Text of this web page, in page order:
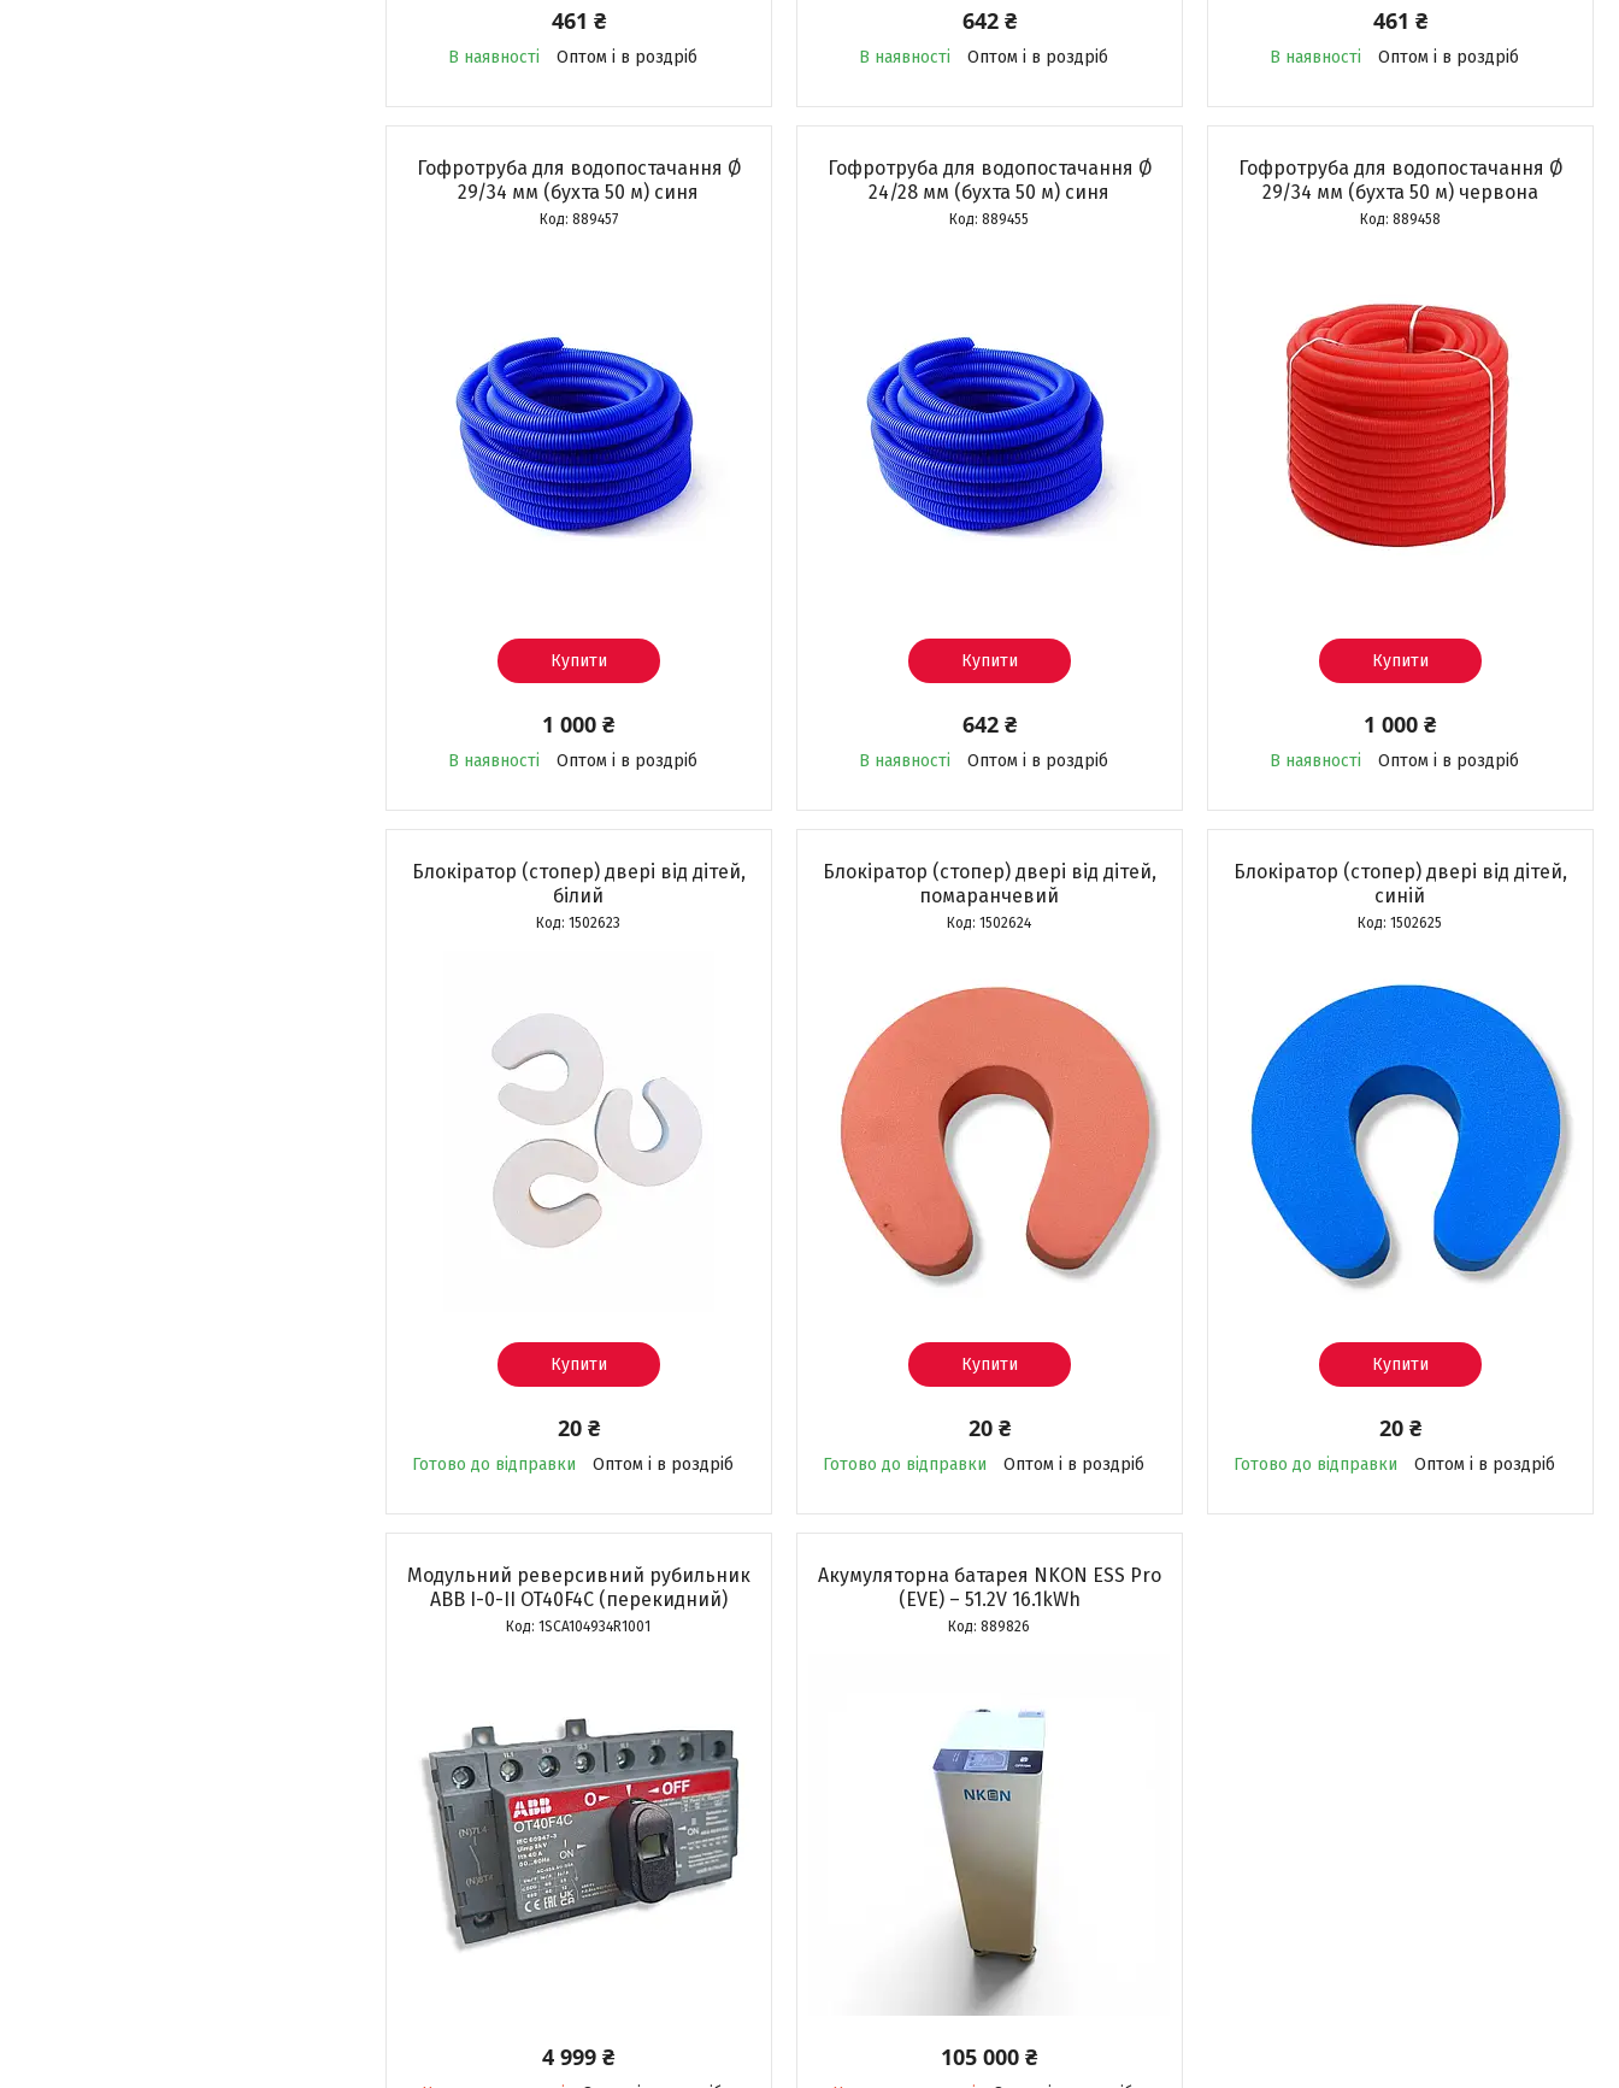
461 ₴
В наявності Оптом і в роздріб
642 ₴
В наявності Оптом і в роздріб
461 ₴
В наявності Оптом і в роздріб
Гофротруба для водопостачання Ø
29/34 мм (бухта 50 м) синя
889457
Купити
1 000 ₴
В наявності Оптом і в роздріб
Гофротруба для водопостачання Ø
24/28 мм (бухта 50 м) синя
889455
Купити
642 ₴
В наявності Оптом і в роздріб
Гофротруба для водопостачання Ø
29/34 мм (бухта 50 м) червона
889458
Купити
1 000 ₴
В наявності Оптом і в роздріб
Блокіратор (стопер) двері від дітей,
білий
1502623
Купити
20 ₴
Готово до відправки Оптом і в роздріб
Блокіратор (стопер) двері від дітей,
помаранчевий
1502624
Купити
20 ₴
Готово до відправки Оптом і в роздріб
Блокіратор (стопер) двері від дітей,
синій
1502625
Купити
20 ₴
Готово до відправки Оптом і в роздріб
Модульний реверсивний рубильник
ABB I-0-II OT40F4С (перекидний)
1SCA104934R1001
4 999 ₴
Акумуляторна батарея NKON ESS Pro
(EVE) – 51.2V 16.1kWh
889826
105 000 ₴